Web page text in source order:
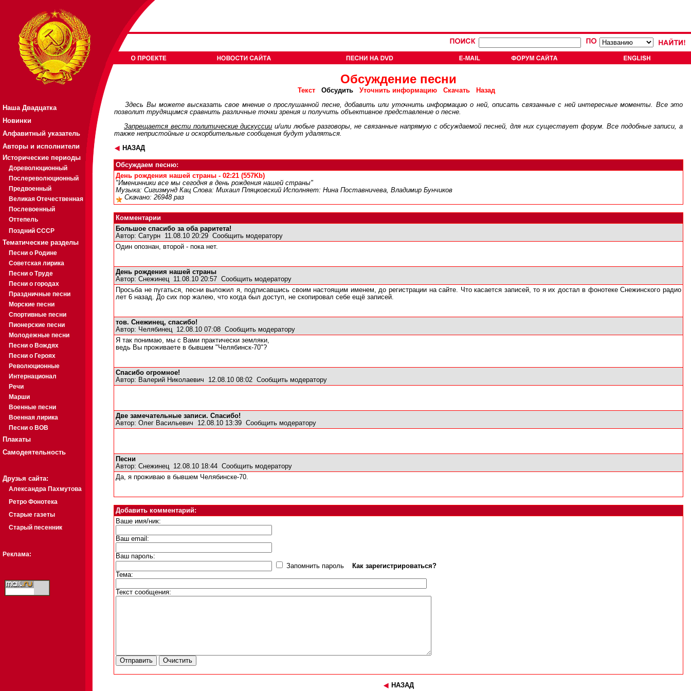
Наша Двадцатка
Новинки
Алфавитный указатель
Авторы и исполнители
Исторические периоды
Дореволюционный
Послереволюционный
Предвоенный
Великая Отечественная
Послевоенный
Оттепель
Поздний СССР
Тематические разделы
Песни о Родине
Советская лирика
Песни о Труде
Песни о городах
Праздничные песни
Морские песни
Спортивные песни
Пионерские песни
Молодежные песни
Песни о Вождях
Песни о Героях
Революционные
Интернационал
Речи
Марши
Военные песни
Военная лирика
Песни о ВОВ
Плакаты
Самодеятельность
Друзья сайта:
Александра Пахмутова
Ретро Фонотека
Старые газеты
Старый песенник
Реклама:
Обсуждение песни
Текст Обсудить Уточнить информацию Скачать
Назад
Здесь Вы можете высказать свое мнение о прослушанной песне, добавить или уточнить информацию о ней, описать связанные с ней интересные моменты. Все это
позволит трудящимся сравнить различные точки зрения и получить объективное представление о песне.
Запрещается вести политические дискуcсии и/или любые разговоры, не связанные напрямую с обсуждаемой песней, для них существует форум. Все подобные записи, а
также непристойные и оскорбительные сообщения будут удаляться.
НАЗАД
Обсуждаем песню:
День рождения нашей страны - 02:21 (557Kb)
"Именинники все мы сегодня в день рождения нашей страны"
Музыка: Сигизмунд Кац Слова: Михаил Пляцковский Исполняет: Нина Поставничева, Владимир Бунчиков
Скачано: 26948 раз
Комментарии
Большое спасибо за оба раритета!
Автор: Сатурн 11.08.10 20:29 Сообщить модератору
Один опознан, второй - пока нет.
День рождения нашей страны
Автор: Снежинец11.08.10 20:57 Сообщить модератору
Просьба не пугаться, песни выложил я, подписавшись своим настоящим именем, до регистрации на сайте. Что касается записей, то я их достал в фонотеке Снежинского радио
лет 6 назад. До сих пор жалею, что когда был доступ, не скопировал себе ещё записей.
тов. Снежинец, спасибо!
Автор: Челябинец12.08.10 07:08 Сообщить модератору
Я так понимаю, мы с Вами практически земляки,
ведь Вы проживаете в бывшем "Челябинск-70"?
Спасибо огромное!
Автор: Валерий Николаевич 12.08.10 08:02 Сообщить модератору
Две замечательные записи. Спасибо!
Автор: Олег Васильевич 12.08.10 13:39 Сообщить модератору
Песни
Автор: Снежинец12.08.10 18:44 Сообщить модератору
Да, я проживаю в бывшем Челябинске-70.
Добавить комментарий:
Ваше имя/ник:
Ваш email:
Ваш пароль:
Запомнить пароль
Как зарегистрироваться?
Тема:
Текст сообщения:
НАЗАД